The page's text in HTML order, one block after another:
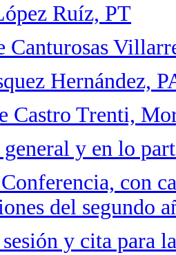
Ruíz, PT
Canturosas
Hernández,
Castro Trenti,
y en lo
con
del
y cita para